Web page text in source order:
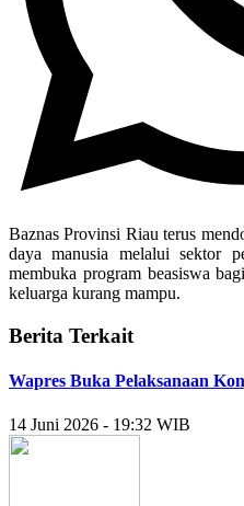
Baznas Provinsi Riau terus
daya manusia melalui sektor
membuka program beasiswa
keluarga kurang mampu.
Berita Terkait
Wapres Buka Pelaksanaan
14 Juni 2026 - 19:32 WIB